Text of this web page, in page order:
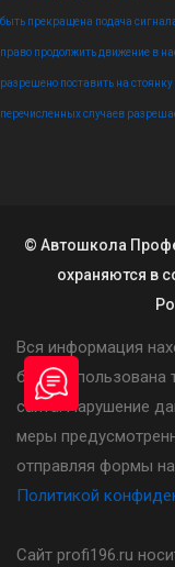
быть прекращена подача
право продолжить движение в
разрешено поставить на
перечисленных случаев
© Автошкола
охраняются в
Вся информация
быть использована
сайта. Нарушение
меры
отправляя формы
Политикой
Сайт profi196.ru